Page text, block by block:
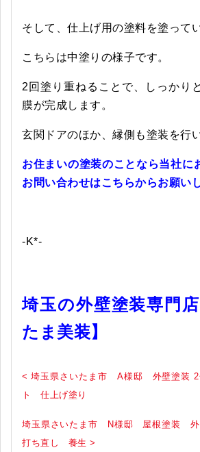
そして、仕上げ用の塗料を塗って
こちらは中塗りの様子です。
2回塗り重ねることで、しっかり
膜が完成します。
玄関ドアのほか、縁側も塗装を行
お住まいの塗装のことなら当社に
お問い合わせはこちらからお願い
-K*-
埼玉の外壁塗装専門
たま美装】
< 埼玉県さいたま市 A様邸 外壁塗装 2
ト 仕上げ塗り
埼玉県さいたま市 N様邸 屋根塗装
打ち直し 養生 >